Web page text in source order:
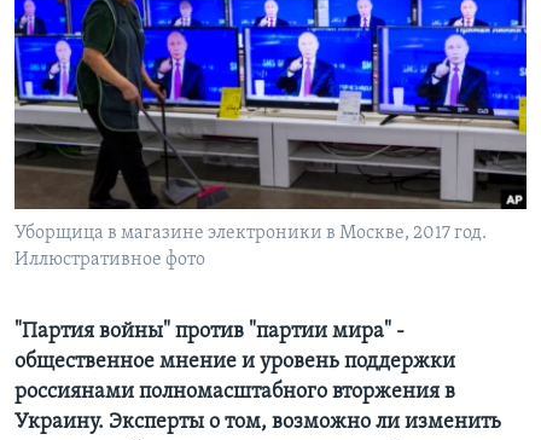
Learning English
СОЦИАЛЬНЫЕ СЕТИ
Уборщица в магазине электроники в Москве, 2017 год.
Иллюстративное фото
"Партия войны" против "партии мира" -
общественное мнение и уровень поддержки
россиянами полномасштабного вторжения в
Украину. Эксперты о том, возможно ли изменить